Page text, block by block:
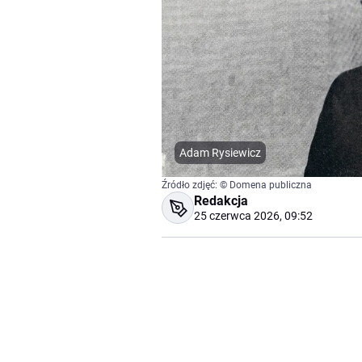
Adam Rysiewicz
Źródło zdjęć: © Domena publiczna
Redakcja
25 czerwca 2026, 09:52